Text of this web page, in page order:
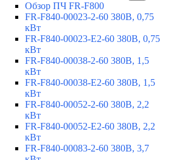
Обзор ПЧ FR-F800
FR-F840-00023-2-60 380В, 0,75
кВт
FR-F840-00023-E2-60 380В, 0,75
кВт
FR-F840-00038-2-60 380В, 1,5
кВт
FR-F840-00038-E2-60 380В, 1,5
кВт
FR-F840-00052-2-60 380В, 2,2
кВт
FR-F840-00052-E2-60 380В, 2,2
кВт
FR-F840-00083-2-60 380В, 3,7